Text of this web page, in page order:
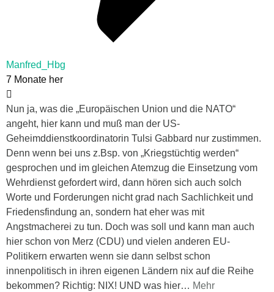
Manfred_Hbg
7 Monate her
Nun ja, was die „Europäischen Union und die NATO“
angeht, hier kann und muß man der US-
Geheimddienstkoordinatorin Tulsi Gabbard nur zustimmen.
Denn wenn bei uns z.Bsp. von „Kriegstüchtig werden“
gesprochen und im gleichen Atemzug die Einsetzung vom
Wehrdienst gefordert wird, dann hören sich auch solch
Worte und Forderungen nicht grad nach Sachlichkeit und
Friedensfindung an, sondern hat eher was mit
Angstmacherei zu tun. Doch was soll und kann man auch
hier schon von Merz (CDU) und vielen anderen EU-
Politikern erwarten wenn sie dann selbst schon
innenpolitisch in ihren eigenen Ländern nix auf die Reihe
bekommen? Richtig: NIX! UND was hier… Mehr